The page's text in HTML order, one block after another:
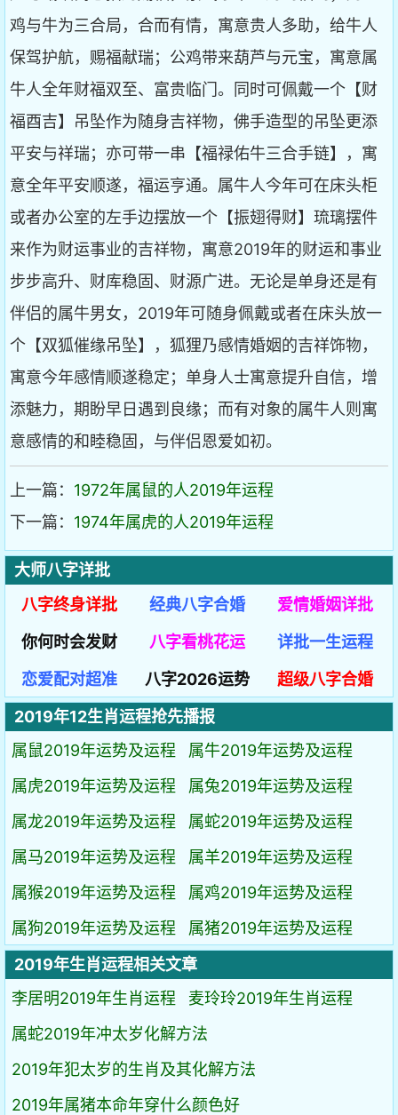
鸡与牛为三合局，合而有情，寓意贵人多助，给牛人
保驾护航，赐福献瑞；公鸡带来葫芦与元宝，寓意属
牛人全年财福双至、富贵临门。同时可佩戴一个【财
福酉吉】吊坠作为随身吉祥物，佛手造型的吊坠更添
平安与祥瑞；亦可带一串【福禄佑牛三合手链】，寓
意全年平安顺遂，福运亨通。属牛人今年可在床头柜
或者办公室的左手边摆放一个【振翅得财】琉璃摆件
来作为财运事业的吉祥物，寓意2019年的财运和事业
步步高升、财库稳固、财源广进。无论是单身还是有
伴侣的属牛男女，2019年可随身佩戴或者在床头放一
个【双狐催缘吊坠】，狐狸乃感情婚姻的吉祥饰物，
寓意今年感情顺遂稳定；单身人士寓意提升自信，增
添魅力，期盼早日遇到良缘；而有对象的属牛人则寓
意感情的和睦稳固，与伴侣恩爱如初。
上一篇： 1972年属鼠的人2019年运程
下一篇： 1974年属虎的人2019年运程
大师八字详批
八字终身详批
经典八字合婚
爱情婚姻详批
你何时会发财
八字看桃花运
详批一生运程
恋爱配对超准
八字2026运势
超级八字合婚
2019年12生肖运程抢先播报
属鼠2019年运势及运程
属牛2019年运势及运程
属虎2019年运势及运程
属兔2019年运势及运程
属龙2019年运势及运程
属蛇2019年运势及运程
属马2019年运势及运程
属羊2019年运势及运程
属猴2019年运势及运程
属鸡2019年运势及运程
属狗2019年运势及运程
属猪2019年运势及运程
2019年生肖运程相关文章
李居明2019年生肖运程
麦玲玲2019年生肖运程
属蛇2019年冲太岁化解方法
2019年犯太岁的生肖及其化解方法
2019年属猪本命年穿什么颜色好